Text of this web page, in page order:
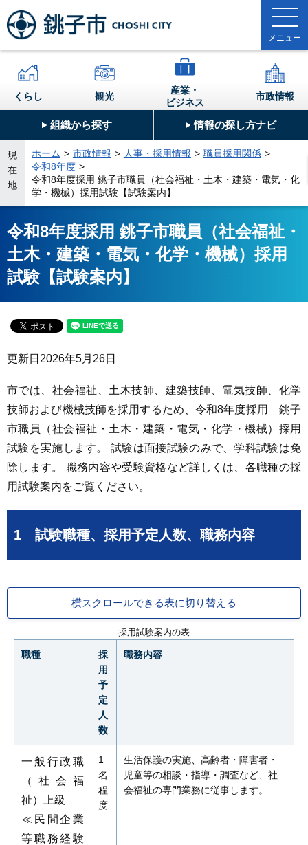
組織から探す 情報の探し方ナビ
くらし 観光
産業・
ビジネス
市政情報
現
在
地
ホーム 市政情報 人事・採用情報
職員採用関係
令和8年度
令和8年度採用 銚子市職員（社会福祉・土木・建築・電気・化
学・機械）採用試験【試験案内】
令和8年度採用 銚子市職員（社会福祉・
土木・建築・電気・化学・機械）採用
試験【試験案内】
更新日 2026年5月26日
市では、社会福祉、土木技師、建築技師、電気技師、化学
技師および機械技師を採用するため、令和8年度採用 銚子
市職員（社会福祉・土木・建築・電気・化学・機械）採用
試験を実施します。 試験は面接試験のみで、学科試験は免
除します。 職務内容や受験資格など詳しくは、各職種の採
用試験案内をご覧ください。
1 試験職種、採用予定人数、職務内容
横スクロールできる表に切り替える
採用試験案内の表
職種
採
用
予
定
人
数
職務内容
一般行政職
（社会福
祉）上級
≪民間企業
等職務経験
1
名
程
度
生活保護の実施、高齢者・障害者・
児童等の相談・指導・調査など、社
会福祉の専門業務に従事します。